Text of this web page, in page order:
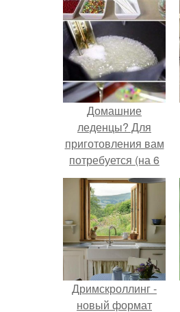
Домашние
леденцы? Для
приготовления вам
потребуется (на 6
леденцов:
Дримскроллинг -
новый формат